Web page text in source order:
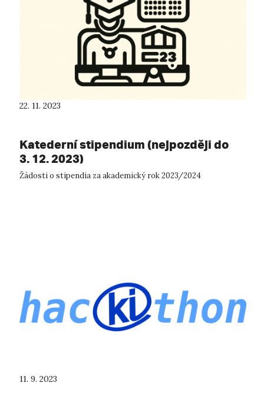
22. 11. 2023
Katederní stipendium (nejpozději do
3. 12. 2023)
Žádosti o stipendia za akademický rok 2023/2024
11. 9. 2023